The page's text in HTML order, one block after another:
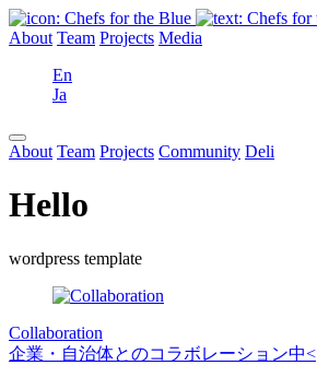
About Team Projects Media
En
Ja
About Team Projects Community Deli
Hello
wordpress template
Collaboration
企業・自治体とのコラボレーション中<